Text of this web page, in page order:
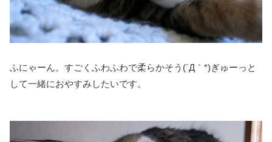
ふにゃーん。すごくふわふわで柔らかそう(´Д｀*)ぎゅーっと
して一緒におやすみしたいです。